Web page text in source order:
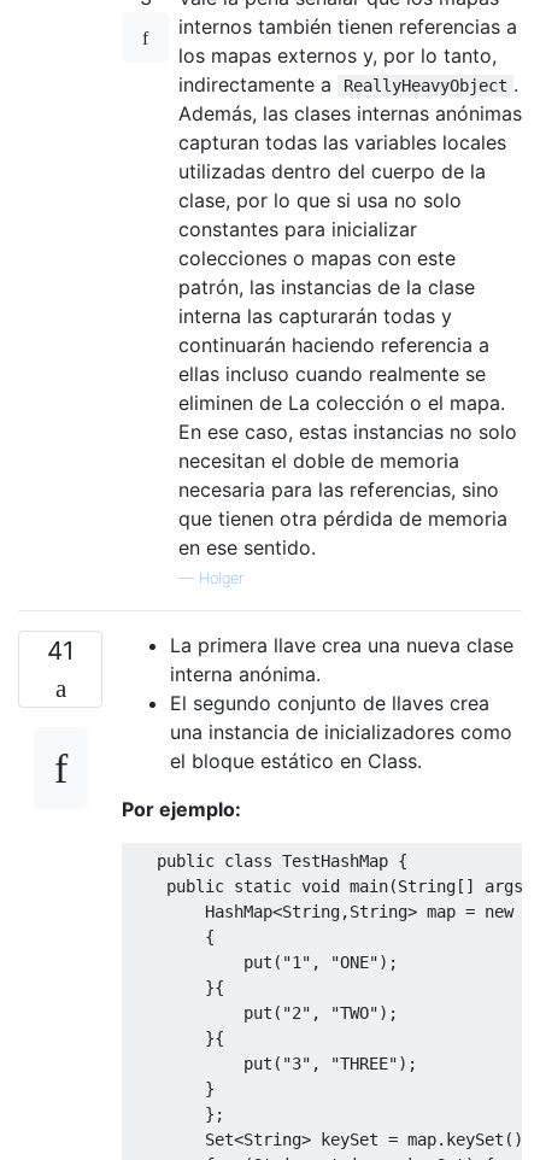
internos también tienen referencias a
los mapas externos y, por lo tanto,
indirectamente a
ReallyHeavyObject .
Además, las clases internas anónimas
capturan todas las variables locales
utilizadas dentro del cuerpo de la
clase, por lo que si usa no solo
constantes para inicializar
colecciones o mapas con este
patrón, las instancias de la clase
interna las capturarán todas y
continuarán haciendo referencia a
ellas incluso cuando realmente se
eliminen de La colección o el mapa.
En ese caso, estas instancias no solo
necesitan el doble de memoria
necesaria para las referencias, sino
que tienen otra pérdida de memoria
en ese sentido.
— Holger
41
La primera llave crea una nueva clase
interna anónima.
El segundo conjunto de llaves crea
una instancia de inicializadores como
el bloque estático en Class.
Por ejemplo:
public class TestHashMap {
public static void main(String [] args
HashMap<String,String> map = new
{
            put
( "1" , "ONE");
}{
            put
( "2" , "TWO");
}{
            put
( "3" , "THREE");
}
};
Set<String> keySet = map. keySet ();